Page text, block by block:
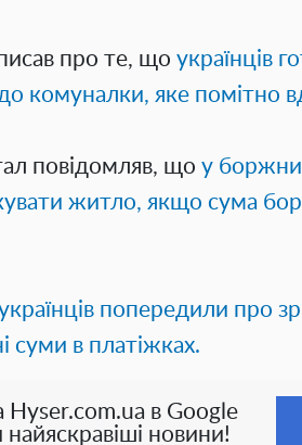
про те, що українців
комуналки, яке помітно
повідомляв, що у
житло, якщо сума
попередили про
суми в платіжках.
Hyser.com.ua в Google
найяскравіші новини!